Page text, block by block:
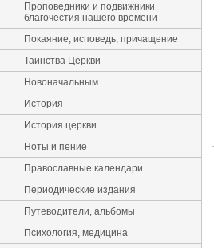
Проповедники и подвижники
благочестия нашего времени
Покаяние, исповедь, причащение
Таинства Церкви
Новоначальным
История
История церкви
Ноты и пение
Православные календари
Периодические издания
Путеводители, альбомы
Психология, медицина